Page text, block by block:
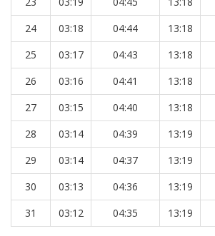
24
03:18 04:44 13:18
25
03:17 04:43 13:18
26
03:16 04:41 13:18
27
03:15 04:40 13:18
28
03:14 04:39 13:19
29
03:14 04:37 13:19
30
03:13 04:36 13:19
31
03:12 04:35 13:19